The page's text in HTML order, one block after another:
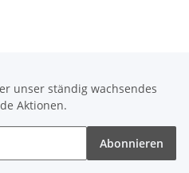
unser ständig wachsendes
Aktionen.
Abonnieren